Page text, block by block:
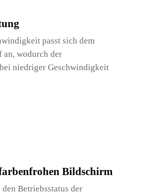
passt sich dem
an, wodurch der
niedriger Geschwindigkeit
Bildschirm
den Betriebsstatus der